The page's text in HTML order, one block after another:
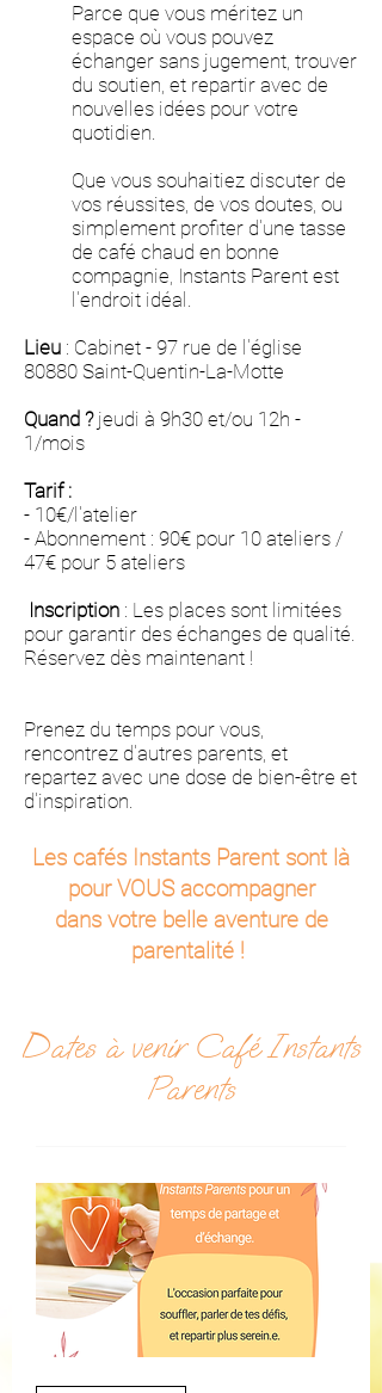
Parce que vous méritez un
espace où vous pouvez
échanger sans jugement, trouver
du soutien, et repartir avec de
nouvelles idées pour votre
quotidien.
Que vous souhaitiez discuter de
vos réussites, de vos doutes, ou
simplement profiter d'une tasse
de café chaud en bonne
compagnie, Instants Parent est
l'endroit idéal.
Lieu : Cabinet - 97 rue de l'église
80880 Saint-Quentin-La-Motte
Quand ?jeudi à 9h30 et/ou 12h -
1/mois
Tarif :
- 10€/l'atelier
- Abonnement : 90€ pour 10 ateliers /
47€ pour 5 ateliers
Inscription : Les places sont limitées
pour garantir des échanges de qualité.
Réservez dès maintenant !
Prenez du temps pour vous,
rencontrez d'autres parents, et
repartez avec une dose de bien-être et
d'inspiration.
Les cafés Instants Parent sont là
pour VOUS accompagner
dans votre belle aventure de
parentalité !
Dates à venir Café Instants
Parents